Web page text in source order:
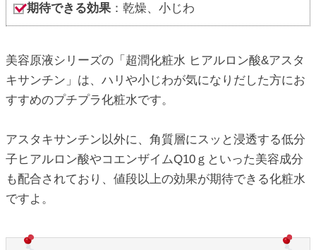
期待できる効果 ：乾燥、小じわ
美容原液シリーズの「超潤化粧水 ヒアルロン酸&アスタ
キサンチン」は、ハリや小じわが気になりだした方にお
すすめのプチプラ化粧水です。
アスタキサンチン以外に、角質層にスッと浸透する低分
子ヒアルロン酸やコエンザイムQ10ｇといった美容成分
も配合されており、値段以上の効果が期待できる化粧水
ですよ。